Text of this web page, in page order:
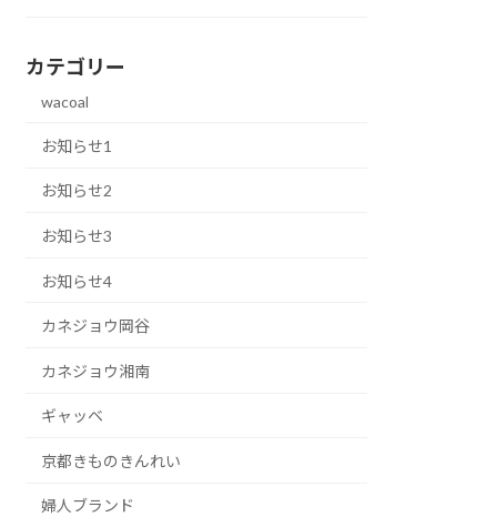
カテゴリー
wacoal
お知らせ1
お知らせ2
お知らせ3
お知らせ4
カネジョウ岡谷
カネジョウ湘南
ギャッベ
京都きものきんれい
婦人ブランド